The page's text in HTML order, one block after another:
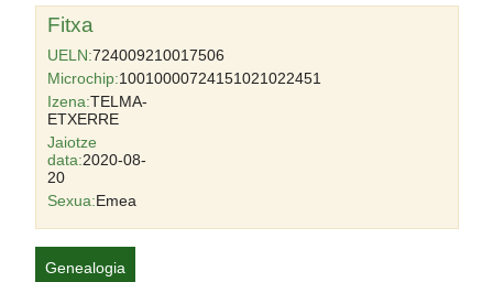
Fitxa
UELN:724009210017506
Microchip:10010000724151021022451
Izena:TELMA-
ETXERRE
Jaiotze
data:2020-08-
20
Sexua:Emea
Genealogia